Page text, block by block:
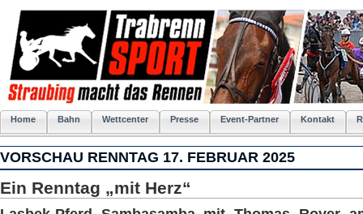
Home Bahn Wettcenter Presse Event-Partner Kontakt
VORSCHAU RENNTAG 17. FEBRUAR 2025
Ein Renntag „mit Herz“